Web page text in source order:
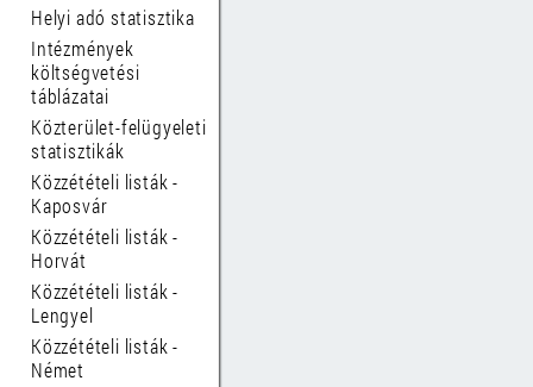
Helyi adó statisztika
Intézmények
költségvetési
táblázatai
Közterület-felügyeleti
statisztikák
Közzétételi listák -
Kaposvár
Közzétételi listák -
Horvát
Közzétételi listák -
Lengyel
Közzétételi listák -
Német